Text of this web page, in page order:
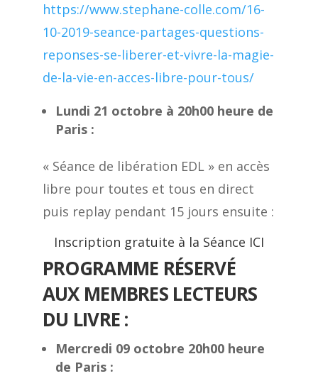
https://www.stephane-colle.com/16-
10-2019-seance-partages-questions-
reponses-se-liberer-et-vivre-la-magie-
de-la-vie-en-acces-libre-pour-tous/
Lundi 21 octobre à 20h00 heure de
Paris :
« Séance de libération EDL » en accès
libre pour toutes et tous en direct
puis replay pendant 15 jours ensuite :
Inscription gratuite à la Séance ICI
PROGRAMME RÉSERVÉ
AUX MEMBRES LECTEURS
DU LIVRE :
Mercredi 09 octobre 20h00 heure
de Paris :